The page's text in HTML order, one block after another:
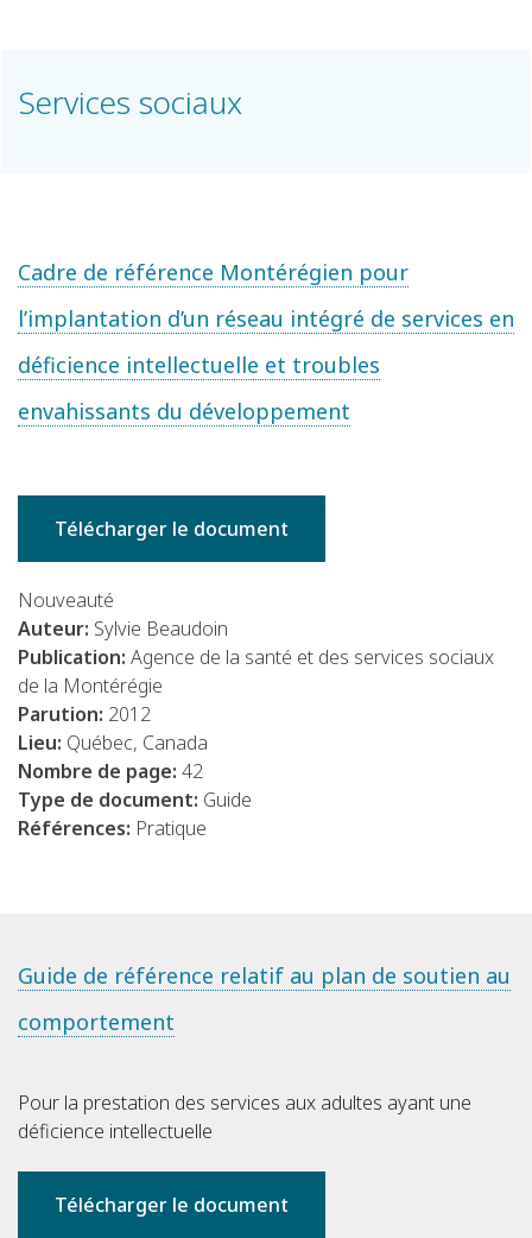
Services sociaux
Cadre de référence Montérégien pour
l’implantation d’un réseau intégré de services en
déficience intellectuelle et troubles
envahissants du développement
Télécharger le document
Nouveauté
Auteur: Sylvie Beaudoin
Publication: Agence de la santé et des services sociaux
de la Montérégie
Parution: 2012
Lieu: Québec, Canada
Nombre de page: 42
Type de document: Guide
Références: Pratique
Guide de référence relatif au plan de soutien au
comportement
Pour la prestation des services aux adultes ayant une
déficience intellectuelle
Télécharger le document